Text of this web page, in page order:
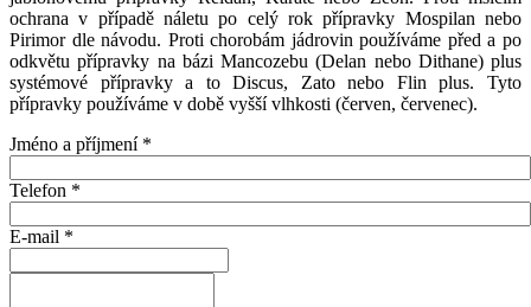
ochrana v případě náletu po celý rok přípravky Mospilan nebo
Pirimor dle návodu. Proti chorobám jádrovin používáme před a po
odkvětu přípravky na bázi Mancozebu (Delan nebo Dithane) plus
systémové přípravky a to Discus, Zato nebo Flin plus. Tyto
přípravky používáme v době vyšší vlhkosti (červen, červenec).
Jméno a příjmení *
Telefon *
E-mail *